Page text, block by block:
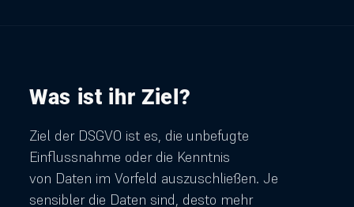
Was ist ihr Ziel?
Ziel der DSGVO ist es, die unbefugte
Einflussnahme oder die Kenntnis
von Daten im Vorfeld auszuschließen. Je
sensibler die Daten sind, desto mehr